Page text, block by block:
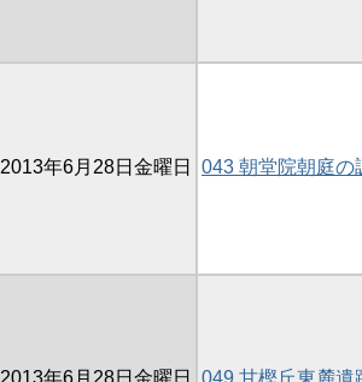
2013年6月28日金曜日 043 朝堂院朝庭の